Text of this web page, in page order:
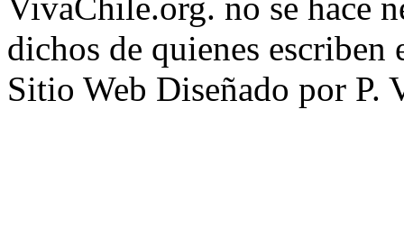
VivaChile.org. no se hace
dichos de quienes escriben
Sitio Web Diseñado por